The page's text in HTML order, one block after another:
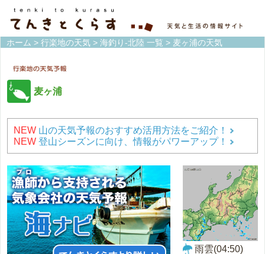
ホーム > 行楽地の天気 > 海釣り-北陸 一覧 > 麦ヶ浦の天気
麦ヶ浦
NEW 山の天気予報のおすすめ活用方法をご紹介！
NEW 登山シーズンに向け、情報がパワーアップ！
雨雲(04:50)